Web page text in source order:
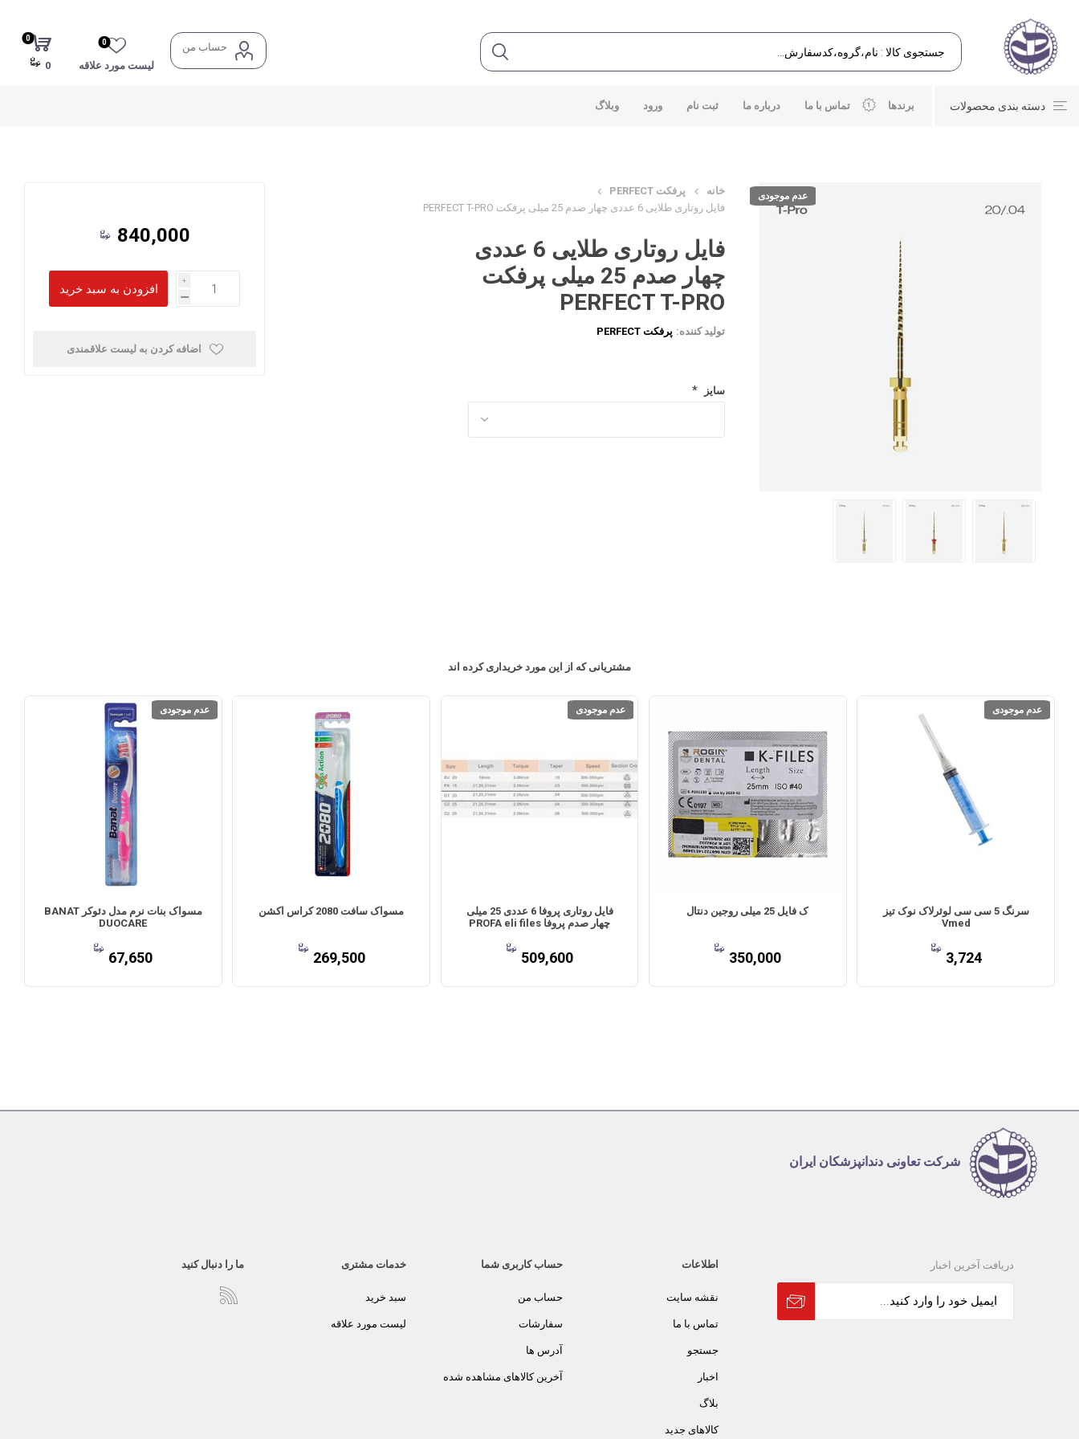
حساب من
لیست مورد علاقه
0
0
0
دسته بندی محصولات برندها تماس با ما درباره ما ثبت نام ورود وبلاگ
عدم موجودی خانه
پرفکت PERFECT
فایل روتاری طلایی 6 عددی چهار صدم 25 میلی پرفکت PERFECT T-PRO
فایل روتاری طلایی 6 عددی
چهار صدم 25 میلی پرفکت
PERFECT T-PRO
تولید کننده: پرفکت PERFECT
سایز *
840,000
i
h
اضافه کردن به لیست علاقمندی
مشتریانی که از این مورد خریداری کرده اند
عدم موجودی
سرنگ 5 سی سی لوئرلاک نوک تیز
Vmed
3,724
ک فایل 25 میلی روجین دنتال
350,000
عدم موجودی
فایل روتاری پروفا 6 عددی 25 میلی
چهار صدم پروفا PROFA eli files
509,600
مسواک سافت 2080 کراس اکشن
269,500
عدم موجودی
مسواک بنات نرم مدل دئوکر BANAT
DUOCARE
67,650
شرکت تعاونی دندانپزشکان ایران
دریافت آخرین اخبار اطلاعات
نقشه سایت
تماس با ما
جستجو
اخبار
بلاگ
کالاهای جدید
حساب کاربری شما
حساب من
سفارشات
آدرس ها
آخرین کالاهای مشاهده شده
خدمات مشتری
سبد خرید
لیست مورد علاقه
ما را دنبال کنید